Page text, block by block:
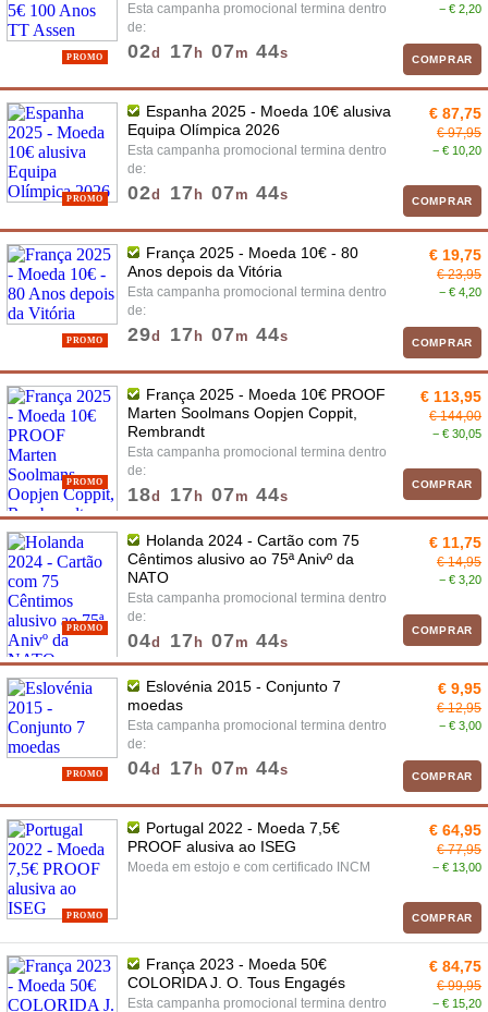
PROMO
Esta campanha promocional termina dentro
de:
02d 17 h 07m 43s
− € 2,20
COMPRAR
PROMO
Espanha 2025 - Moeda 10€ alusiva
Equipa Olímpica 2026
Esta campanha promocional termina dentro
de:
02d 17 h 07m 43s
€ 87,75
€ 97,95
− € 10,20
COMPRAR
PROMO
França 2025 - Moeda 10€ - 80
Anos depois da Vitória
Esta campanha promocional termina dentro
de:
29d 17 h 07m 43s
€ 19,75
€ 23,95
− € 4,20
COMPRAR
PROMO
França 2025 - Moeda 10€ PROOF
Marten Soolmans Oopjen Coppit,
Rembrandt
Esta campanha promocional termina dentro
de:
18d 17 h 07m 43s
€ 113,95
€ 144,00
− € 30,05
COMPRAR
PROMO
Holanda 2024 - Cartão com 75
Cêntimos alusivo ao 75ª Anivº da
NATO
Esta campanha promocional termina dentro
de:
04d 17 h 07m 43s
€ 11,75
€ 14,95
− € 3,20
COMPRAR
PROMO
Eslovénia 2015 - Conjunto 7
moedas
Esta campanha promocional termina dentro
de:
04d 17 h 07m 43s
€ 9,95
€ 12,95
− € 3,00
COMPRAR
PROMO
Portugal 2022 - Moeda 7,5€
PROOF alusiva ao ISEG
Moeda em estojo e com certificado INCM
€ 64,95
€ 77,95
− € 13,00
COMPRAR
França 2023 - Moeda 50€
COLORIDA J. O. Tous Engagés
Esta campanha promocional termina dentro
€ 84,75
€ 99,95
− € 15,20